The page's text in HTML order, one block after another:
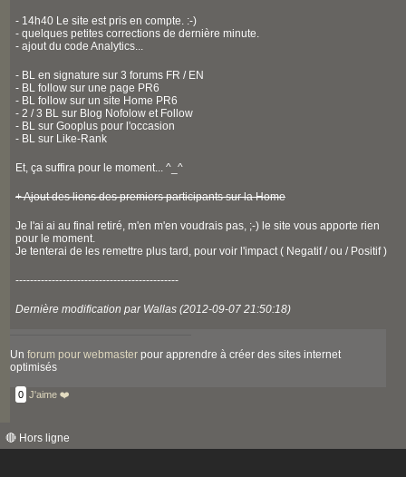
- 14h40 Le site est pris en compte. :-)
- quelques petites corrections de dernière minute.
- ajout du code Analytics...
- BL en signature sur 3 forums FR / EN
- BL follow sur une page PR6
- BL follow sur un site Home PR6
- 2 / 3 BL sur Blog Nofolow et Follow
- BL sur Gooplus pour l'occasion
- BL sur Like-Rank
Et, ça suffira pour le moment... ^_^
+ Ajout des liens des premiers participants sur la Home
Je l'ai ai au final retiré, m'en m'en voudrais pas, ;-) le site vous apporte rien
pour le moment.
Je tenterai de les remettre plus tard, pour voir l'impact ( Negatif / ou / Positif )
---------------------------------------------
Dernière modification par Wallas (2012-09-07 21:50:18)
Un forum pour webmaster pour apprendre à créer des sites internet
optimisés
0 J'aime ❤️
🔴 Hors ligne